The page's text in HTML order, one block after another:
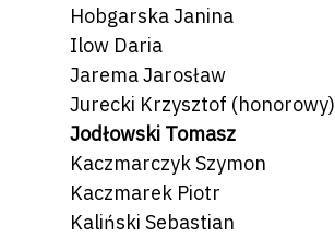
Hobgarska Janina
Ilow Daria
Jarema Jarosław
Jurecki Krzysztof (honorowy)
Jodłowski Tomasz
Kaczmarczyk Szymon
Kaczmarek Piotr
Kaliński Sebastian